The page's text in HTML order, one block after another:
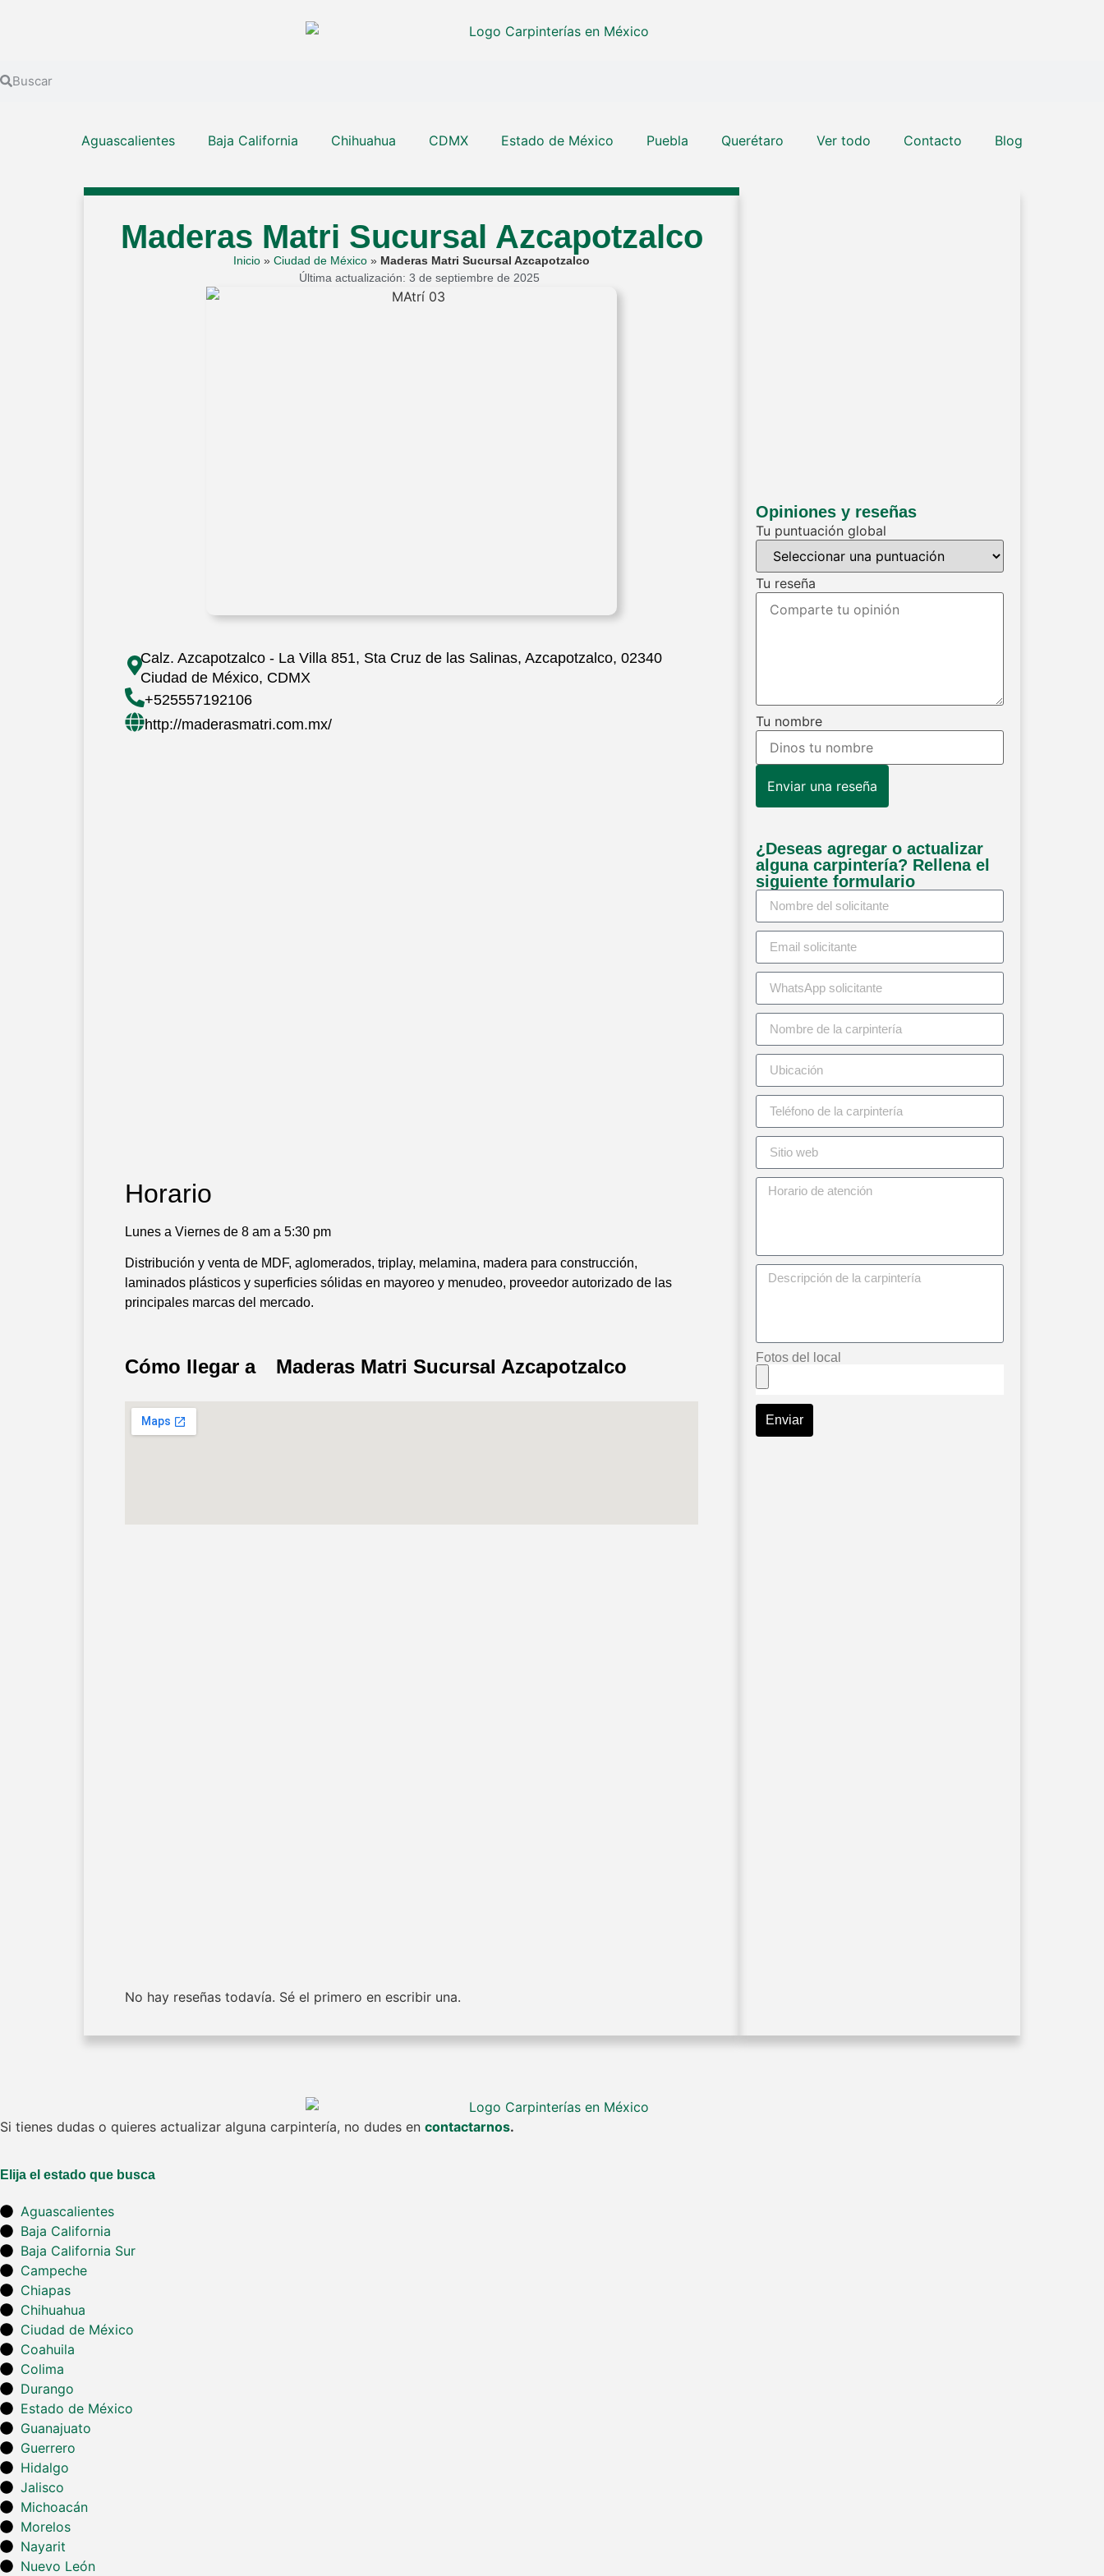
Aguascalientes Baja California Chihuahua CDMX Estado de México Puebla Querétaro Ver todo Contacto Blog
Maderas Matri Sucursal Azcapotzalco
Inicio » Ciudad de México » Maderas Matri Sucursal Azcapotzalco
Última actualización: 3 de septiembre de 2025
Calz. Azcapotzalco - La Villa 851, Sta Cruz de las Salinas, Azcapotzalco, 02340
Ciudad de México, CDMX
+525557192106
http://maderasmatri.com.mx/
Horario
Lunes a Viernes de 8 am a 5:30 pm
Distribución y venta de MDF, aglomerados, triplay, melamina, madera para construcción,
laminados plásticos y superficies sólidas en mayoreo y menudeo, proveedor autorizado de las
principales marcas del mercado.
Cómo llegar a Maderas Matri Sucursal Azcapotzalco
No hay reseñas todavía. Sé el primero en escribir una.
Opiniones y reseñas
Tu puntuación global
Tu reseña
Tu nombre
Enviar una reseña
¿Deseas agregar o actualizar
alguna carpintería? Rellena el
siguiente formulario
Fotos del local
Enviar
Si tienes dudas o quieres actualizar alguna carpintería, no dudes en contactarnos.
Elija el estado que busca
Aguascalientes
Baja California
Baja California Sur
Campeche
Chiapas
Chihuahua
Ciudad de México
Coahuila
Colima
Durango
Estado de México
Guanajuato
Guerrero
Hidalgo
Jalisco
Michoacán
Morelos
Nayarit
Nuevo León